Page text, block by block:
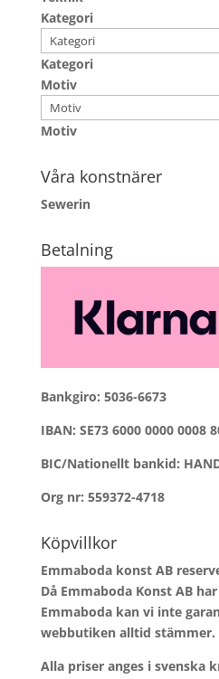
Kategori
Kategori
Motiv
Motiv
Våra konstnärer
Sewerin
Betalning
Bankgiro: 5036-6673
IBAN: SE73 6000 0000 0008
BIC/Nationellt bankid:
Org nr: 559372-4718
Köpvillkor
Emmaboda konst AB
Då Emmaboda Konst AB
Emmaboda kan vi inte
webbutiken alltid stämmer.
Alla priser anges i svenska